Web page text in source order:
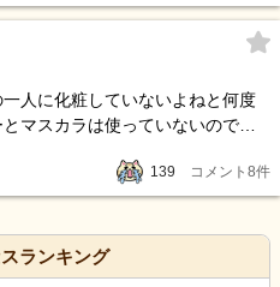
人に化粧していないよねと何度
マスカラは使っていないので、
なに化粧が完璧に出来るなら、
ばと言いたくなります。 最近は
助したら、化粧がすべて落ちま
たと鼻にかけます。 もう、関わ
139 コメント 8件
ランキング